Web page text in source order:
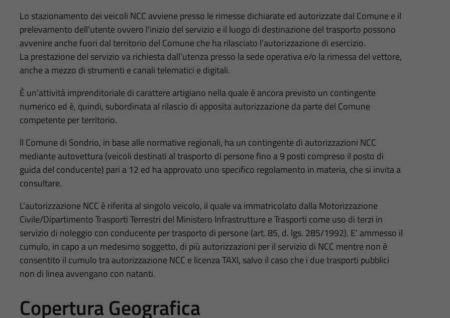
Lo stazionamento dei veicoli NCC avviene presso le rimesse dichiarate ed autorizzate dal Comune e il
prelevamento dell'utente ovvero l'inizio del servizio e il luogo di destinazione del trasporto possono
avvenire anche fuori dal territorio del Comune che ha rilasciato l’autorizzazione di esercizio.
La prestazione del servizio va richiesta dall’utenza presso la sede operativa e/o la rimessa del vettore,
anche a mezzo di strumenti e canali telematici e digitali.
È un’attività imprenditoriale di carattere artigiano nella quale è ancora previsto un contingente
numerico ed è, quindi, subordinata al rilascio di apposita autorizzazione da parte del Comune
competente per territorio.
Il Comune di Sondrio, in base alle normative regionali, ha un contingente di autorizzazioni NCC
mediante autovettura (veicoli destinati al trasporto di persone fino a 9 posti compreso il posto di
guida del conducente) pari a 12 ed ha approvato uno specifico regolamento in materia, che si invita a
consultare.
L’autorizzazione NCC è riferita al singolo veicolo, il quale va immatricolato dalla Motorizzazione
Civile/Dipartimento Trasporti Terrestri del Ministero Infrastrutture e Trasporti come uso di terzi in
servizio di noleggio con conducente per trasporto di persone (art. 85, d. lgs. 285/1992). E’ ammesso il
cumulo, in capo a un medesimo soggetto, di più autorizzazioni per il servizio di NCC mentre non è
consentito il cumulo tra autorizzazione NCC e licenza TAXI, salvo il caso che i due trasporti pubblici
non di linea avvengano con natanti.
Copertura Geografica